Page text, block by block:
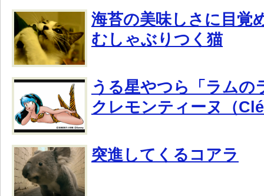
海苔の美味しさに目覚
むしゃぶりつく猫
うる星やつら「ラムの
クレモンティーヌ（
突進してくるコアラ